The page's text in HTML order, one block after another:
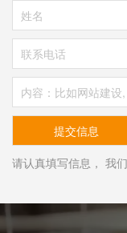
请认真填写信息， 我